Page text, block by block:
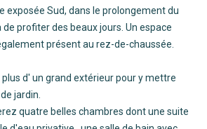
exposée Sud, dans le prolongement du
profiter des beaux jours. Un espace
présent au rez-de-chaussée.
d' un grand extérieur pour y mettre
jardin.
quatre belles chambres dont une suite